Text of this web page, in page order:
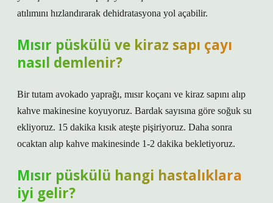
atılımını hızlandırarak dehidratasyona yol açabilir.
Mısır püskülü ve kiraz sapı çayı
nasıl demlenir?
Bir tutam avokado yaprağı, mısır koçanı ve kiraz sapını alıp
kahve makinesine koyuyoruz. Bardak sayısına göre soğuk su
ekliyoruz. 15 dakika kısık ateşte pişiriyoruz. Daha sonra
ocaktan alıp kahve makinesinde 1-2 dakika bekletiyoruz.
Mısır püskülü hangi hastalıklara
iyi gelir?